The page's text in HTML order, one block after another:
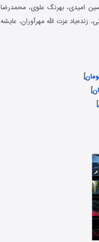
امیدی، بهرنگ علوی، محمدرضا
زنده‌یاد عزت الله مهرآوران، عایشه
]
]
]